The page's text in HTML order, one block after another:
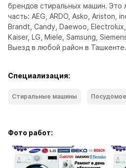
брендов стиральных машин. Это
часть: AEG, ARDO, Asko, Ariston,
Brandt, Candy, Daewoo,
Kaiser, LG, Miele, Samsung,
Выезд в любой район в
Специализация:
Стиральные машины
Фото работ: